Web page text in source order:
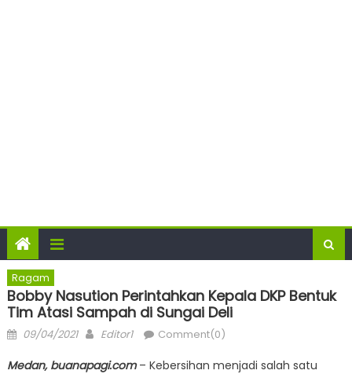
Ragam
Bobby Nasution Perintahkan Kepala DKP Bentuk
Tim Atasi Sampah di Sungai Deli
Posted
09/04/2021 Author
Editor1 Comment(0)
Medan, buanapagi.com– Kebersihan menjadi salah satu